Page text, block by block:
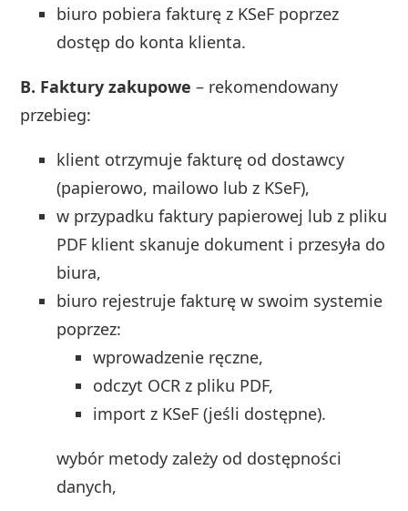
biuro pobiera fakturę z KSeF poprzez
dostęp do konta klienta.
B. Faktury zakupowe – rekomendowany
przebieg:
klient otrzymuje fakturę od dostawcy
(papierowo, mailowo lub z KSeF),
w przypadku faktury papierowej lub z pliku
PDF klient skanuje dokument i przesyła do
biura,
biuro rejestruje fakturę w swoim systemie
poprzez:
wprowadzenie ręczne,
odczyt OCR z pliku PDF,
import z KSeF (jeśli dostępne).
wybór metody zależy od dostępności
danych,